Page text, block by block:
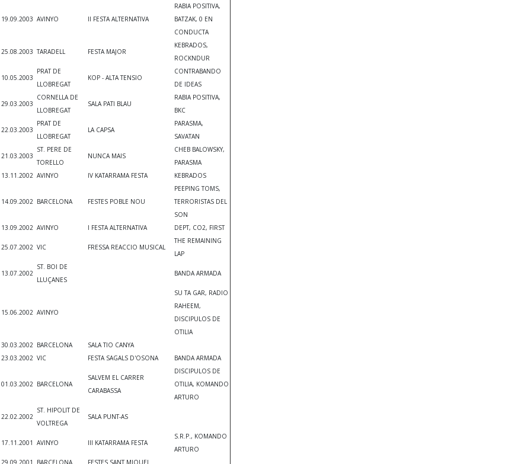
19.09.2003 AVINYO II FESTA ALTERNATIVA
RABIA POSITIVA,
BATZAK, 0 EN
CONDUCTA
25.08.2003 TARADELL FESTA MAJOR
KEBRADOS,
ROCKNDUR
10.05.2003
PRAT DE
LLOBREGAT
KOP - ALTA TENSIO
CONTRABANDO
DE IDEAS
29.03.2003
CORNELLA DE
LLOBREGAT
SALA PATI BLAU
RABIA POSITIVA,
BKC
22.03.2003
PRAT DE
LLOBREGAT
LA CAPSA
PARASMA,
SAVATAN
21.03.2003
ST. PERE DE
TORELLO
NUNCA MAIS
CHEB BALOWSKY,
PARASMA
13.11.2002 AVINYO IV KATARRAMA FESTA KEBRADOS
14.09.2002 BARCELONA FESTES POBLE NOU
PEEPING TOMS,
TERRORISTAS DEL
SON
13.09.2002 AVINYO I FESTA ALTERNATIVA DEPT, CO2, FIRST
25.07.2002 VIC FRESSA REACCIO MUSICAL
THE REMAINING
LAP
13.07.2002
ST. BOI DE
LLUÇANES
BANDA ARMADA
15.06.2002 AVINYO
SU TA GAR, RADIO
RAHEEM,
DISCIPULOS DE
OTILIA
30.03.2002 BARCELONA
SALA TIO CANYA
23.03.2002 VIC FESTA SAGALS D'OSONA BANDA ARMADA
01.03.2002 BARCELONA
SALVEM EL CARRER
CARABASSA
DISCIPULOS DE
OTILIA, KOMANDO
ARTURO
22.02.2002
ST. HIPOLIT DE
VOLTREGA
SALA PUNT-AS
17.11.2001 AVINYO III KATARRAMA FESTA
S.R.P., KOMANDO
ARTURO
29.09.2001 BARCELONA FESTES SANT MIQUEL